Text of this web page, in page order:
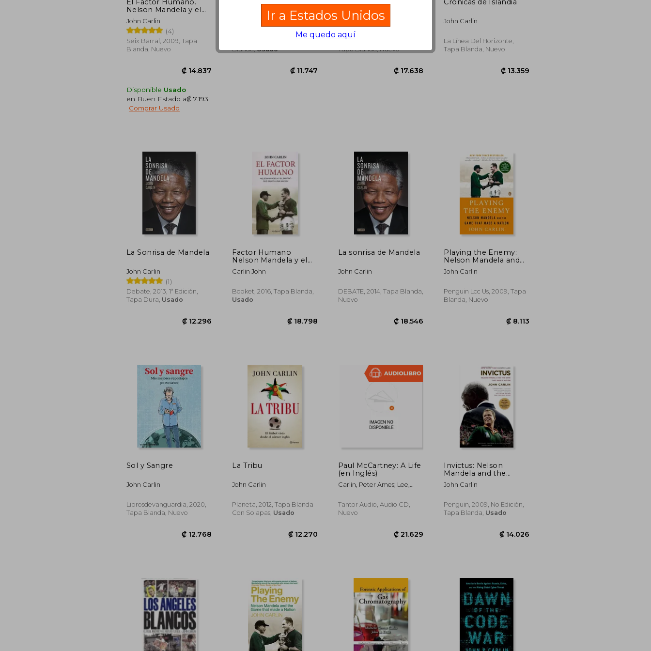
Nelson Mandela y el
partido que salvó a
una nación
John Carlin
(4)
Seix Barral, 2009, Tapa
Blanda, Nuevo
Disponible Usado
en Buen Estado a₡ 7.193
Comprar Usado
Seix Barral, 2010, Tapa
Blanda,Usado
milestone documents
from the national
archives (en Inglés)
John Carlin
Oxford University Press,
Tapa Blanda, Nuevo
₡ 17.638
John Carlin
La Línea Del Horizonte,
Tapa Blanda, Nuevo
La Sonrisa de Mandela
John Carlin
(1)
Debate, 2013, 1ª Edición,
Tapa Dura, Usado
Factor Humano
Nelson Mandela y el
Partido que Salvo a
una Nacion
Carlin John
Booket, 2016, Tapa Blanda,
Usado
₡ 18.798
La sonrisa de Mandela
John Carlin
DEBATE, 2014, Tapa Blanda,
Nuevo
₡ 18.546
Playing the Enemy:
Nelson Mandela and
the Game That Made a
Nation (en Inglés)
John Carlin
Penguin Lcc Us, 2009, Tapa
Blanda, Nuevo
Sol y Sangre
John Carlin
Librosdevanguardia, 2020,
Tapa Blanda, Nuevo
La Tribu
John Carlin
Planeta, 2012, Tapa Blanda
Con Solapas, Usado
Paul McCartney: A Life
(en Inglés)
Carlin, Peter Ames; Lee,
Tantor Audio, Audio CD,
Nuevo
Invictus: Nelson
Mandela and the
Game That Made a
Nation (en Inglés)
John Carlin
Penguin, 2009, No Edición,
Tapa Blanda, Usado
Ir a Estados Unidos
Me quedo aquí